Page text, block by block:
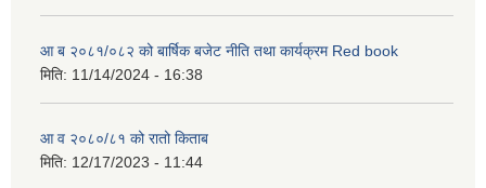
आ ब २०८१/०८२ को बार्षिक बजेट नीति तथा कार्यक्रम Red book
मिति: 11/14/2024 - 16:38
आ व २०८०/८१ को रातो किताब
मिति: 12/17/2023 - 11:44